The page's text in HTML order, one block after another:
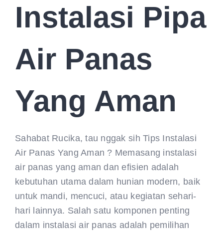
Instalasi Pipa
Air Panas
Yang Aman
Sahabat Rucika, tau nggak sih Tips Instalasi
Air Panas Yang Aman ? Memasang instalasi
air panas yang aman dan efisien adalah
kebutuhan utama dalam hunian modern, baik
untuk mandi, mencuci, atau kegiatan sehari-
hari lainnya. Salah satu komponen penting
dalam instalasi air panas adalah pemilihan